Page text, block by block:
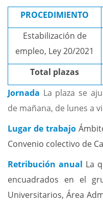
PROCEDIMIENTO
Estabilización de
empleo, Ley 20/2021
Total plazas
Jornada La plaza se
de mañana, de lunes a
Lugar de trabajo
Convenio colectivo de
Retribución anual La
encuadrados en el
Universitarios, Área